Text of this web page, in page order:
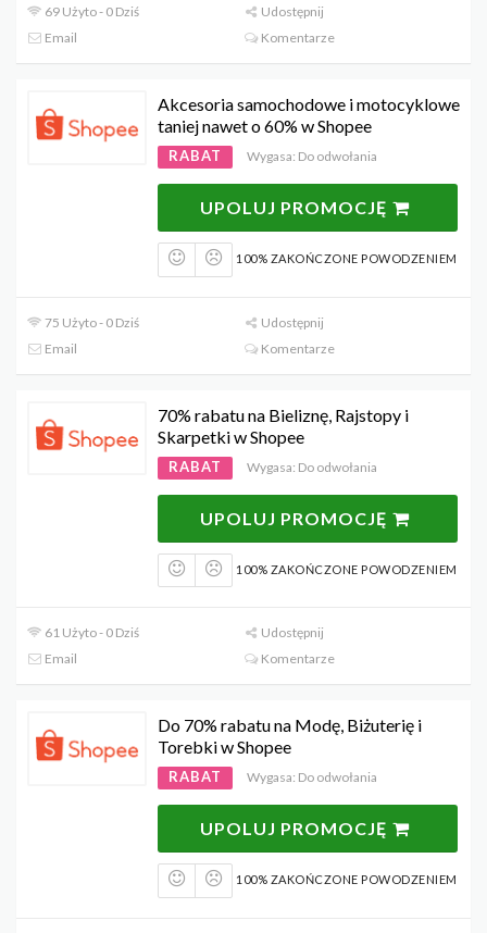
69 Użyto - 0 Dziś
Udostępnij
Email
Komentarze
Akcesoria samochodowe i motocyklowe
taniej nawet o 60% w Shopee
RABAT Wygasa: Do odwołania
UPOLUJ PROMOCJĘ
100% ZAKOŃCZONE POWODZENIEM
75 Użyto - 0 Dziś
Udostępnij
Email
Komentarze
70% rabatu na Bieliznę, Rajstopy i
Skarpetki w Shopee
RABAT Wygasa: Do odwołania
UPOLUJ PROMOCJĘ
100% ZAKOŃCZONE POWODZENIEM
61 Użyto - 0 Dziś
Udostępnij
Email
Komentarze
Do 70% rabatu na Modę, Biżuterię i
Torebki w Shopee
RABAT Wygasa: Do odwołania
UPOLUJ PROMOCJĘ
100% ZAKOŃCZONE POWODZENIEM